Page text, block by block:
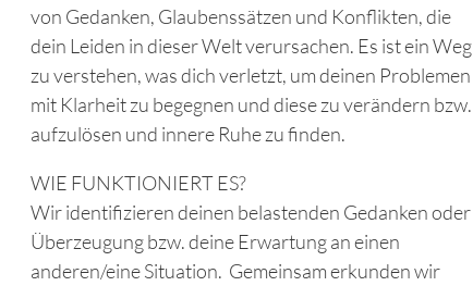
von Gedanken, Glaubenssätzen und Konflikten, die
dein Leiden in dieser Welt verursachen. Es ist ein Weg
zu verstehen, was dich verletzt, um deinen Problemen
mit Klarheit zu begegnen und diese zu verändern bzw.
aufzulösen und innere Ruhe zu finden.
WIE FUNKTIONIERT ES?
Wir identifizieren deinen belastenden Gedanken oder
Überzeugung bzw. deine Erwartung an einen
anderen/eine Situation. Gemeinsam erkunden wir